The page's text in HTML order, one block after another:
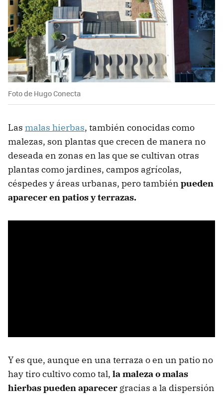
Foto de Hugo Conecta
Las malas hierbas, también conocidas como
malezas, son plantas que crecen de manera no
deseada en zonas en las que se cultivan otras
plantas como jardines, campos agrícolas,
céspedes y áreas urbanas, pero también pueden
aparecer en patios y terrazas.
Y es que, aunque en una terraza o en un patio no
hay tiro cultivo como tal, la maleza o malas
hierbas pueden aparecer gracias a la dispersión